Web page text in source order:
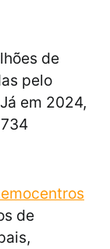
de
pelo
em 2024,
de